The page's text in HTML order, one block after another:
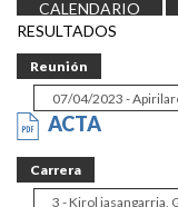
CALENDARIO
RESULTADOS
Reunión
ACTA
Carrera